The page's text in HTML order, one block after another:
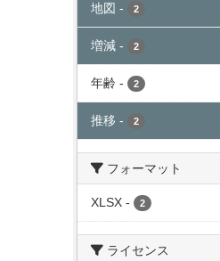
地図 - 2
増減 - 2
年齢 - 2
推移 - 2
フォーマット
XLSX - 2
ライセンス